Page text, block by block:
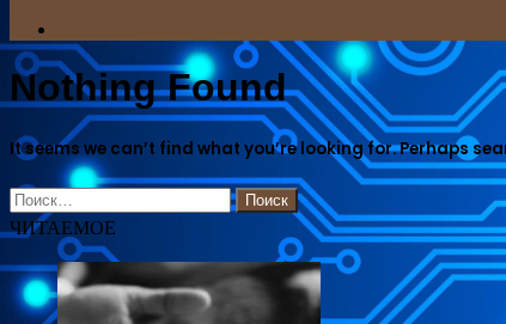
for
Nothing Found
It seems we can’t find what you’re looking for. Perhaps
Найти:
ЧИТАЕМОЕ